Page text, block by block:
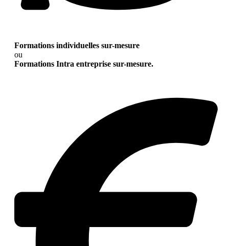
Formations individuelles sur-mesure
ou
Formations Intra entreprise sur-mesure.